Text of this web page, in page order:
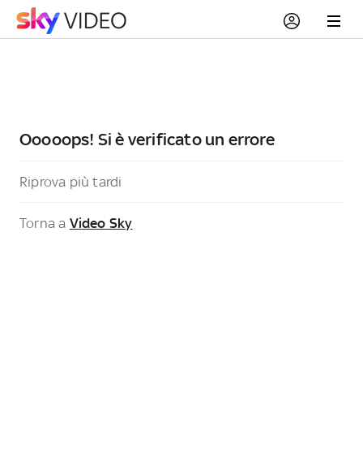
Ooooops! Si è verificato un errore
Riprova più tardi
Torna a Video Sky